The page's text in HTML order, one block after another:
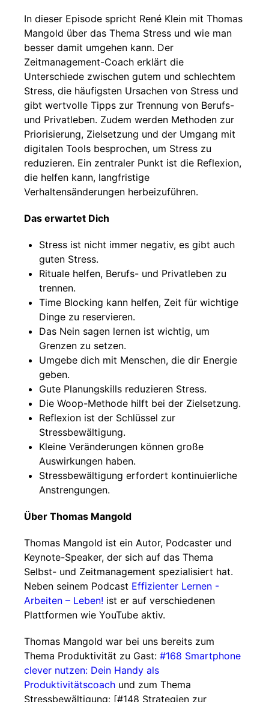
In dieser Episode spricht René Klein mit Thomas
Mangold über das Thema Stress und wie man
besser damit umgehen kann. Der
Zeitmanagement-Coach erklärt die
Unterschiede zwischen gutem und schlechtem
Stress, die häufigsten Ursachen von Stress und
gibt wertvolle Tipps zur Trennung von Berufs-
und Privatleben. Zudem werden Methoden zur
Priorisierung, Zielsetzung und der Umgang mit
digitalen Tools besprochen, um Stress zu
reduzieren. Ein zentraler Punkt ist die Reflexion,
die helfen kann, langfristige
Verhaltensänderungen herbeizuführen.
Das erwartet Dich
Stress ist nicht immer negativ, es gibt auch
guten Stress.
Rituale helfen, Berufs- und Privatleben zu
trennen.
Time Blocking kann helfen, Zeit für wichtige
Dinge zu reservieren.
Das Nein sagen lernen ist wichtig, um
Grenzen zu setzen.
Umgebe dich mit Menschen, die dir Energie
geben.
Gute Planungskills reduzieren Stress.
Die Woop-Methode hilft bei der Zielsetzung.
Reflexion ist der Schlüssel zur
Stressbewältigung.
Kleine Veränderungen können große
Auswirkungen haben.
Stressbewältigung erfordert kontinuierliche
Anstrengungen.
Über Thomas Mangold
Thomas Mangold ist ein Autor, Podcaster und
Keynote-Speaker, der sich auf das Thema
Selbst- und Zeitmanagement spezialisiert hat.
Neben seinem Podcast Effizienter Lernen -
Arbeiten – Leben! ist er auf verschiedenen
Plattformen wie YouTube aktiv.
Thomas Mangold war bei uns bereits zum
Thema Produktivität zu Gast: #168 Smartphone
clever nutzen: Dein Handy als
Produktivitätscoach und zum Thema
Stressbewältigung: [#148 Strategien zur